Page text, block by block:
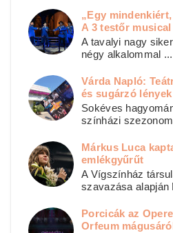
„Egy
A 3 testőr
A tavalyi nagy
négy alkalommal ...
Várda Napló:
és sugárzó lények
Sokéves
színházi
Márkus Luca
emlékgyűrűt
A Vígszínház
szavazása alapján
Porcicák az
Orfeum